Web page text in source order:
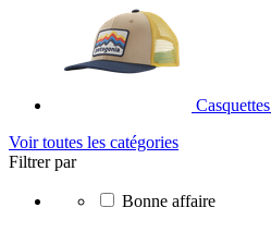
Casquettes
Voir toutes les catégories
Filtrer par
Bonne affaire